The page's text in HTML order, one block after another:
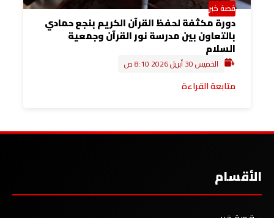
قصة خبر
دورة مكثفة لحفظ القرآن الكريم بنجع حمادي
بالتعاون بين مدرسة نور القرآن وجمعية
السلام
الخميس 30 أبريل 2026 8:10 ص
متابعة القراءة
الأقسام